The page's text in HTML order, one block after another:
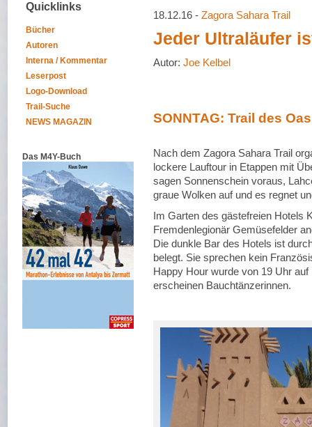
Quicklinks
Bücher
Autoren
Interna / Kommentar
Leserpost
Logo-Download
Trail-Suche
NEWS MAGAZIN
Das M4Y-Buch
18.12.16 - Zagora Sahara Trail
Jeder Ultraläufer
Autor: Joe Kelbel
SONNTAG: Trail des
Nach dem Zagora Sahara Trail
lockere Lauftour in Etappen mit
sagen Sonnenschein voraus,
graue Wolken auf und es regnet
Im Garten des gästefreien Hotels
Fremdenlegionär Gemüsefelder
Die dunkle Bar des Hotels ist
belegt. Sie sprechen kein
Happy Hour wurde von 19 Uhr
erscheinen Bauchtänzerinnen.